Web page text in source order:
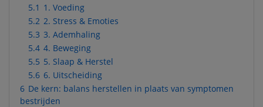
5.1 1. Voeding
5.2 2. Stress & Emoties
5.3 3. Ademhaling
5.4 4. Beweging
5.5 5. Slaap & Herstel
5.6 6. Uitscheiding
6 De kern: balans herstellen in plaats van symptomen
bestrijden